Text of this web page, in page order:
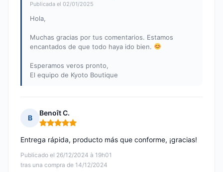
Publicada el 02/01/2025
Hola,
Muchas gracias por tus comentarios. Estamos
encantados de que todo haya ido bien.
Esperamos veros pronto,
El equipo de Kyoto Boutique
B
Benoît C.
Nota: 5 de 5
Publicado el 26/12/2024 à 19h01
tras una compra de 14/12/2024
Entrega rápida, producto más que conforme, ¡gracias!